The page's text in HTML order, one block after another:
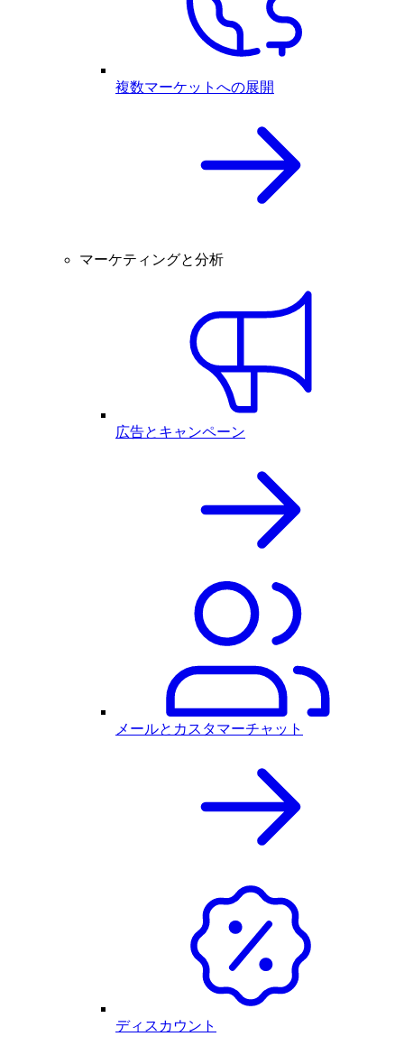
複数マーケットへの展開
マーケティングと分析
広告とキャンペーン
メールとカスタマーチャット
ディスカウント